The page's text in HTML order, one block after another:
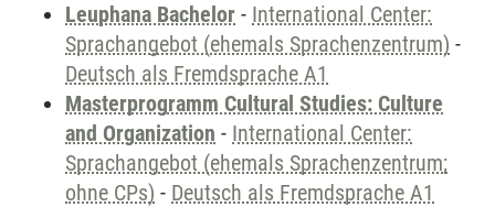
Leuphana Bachelor - International Center:
Sprachangebot (ehemals Sprachenzentrum) -
Deutsch als Fremdsprache A1
Masterprogramm Cultural Studies: Culture
and Organization - International Center:
Sprachangebot (ehemals Sprachenzentrum;
ohne CPs) - Deutsch als Fremdsprache A1